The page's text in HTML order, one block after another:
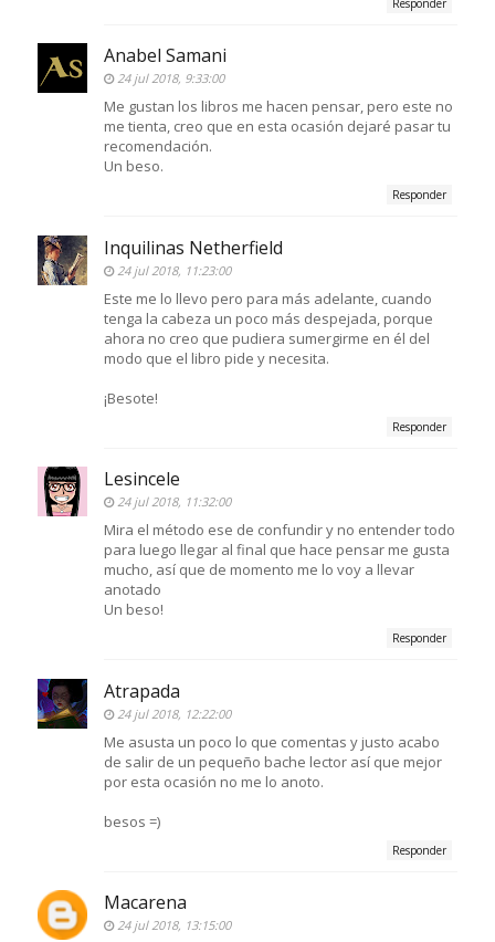
Responder
Anabel Samani
24 jul 2018, 9:33:00
Me gustan los libros me hacen pensar, pero este no
me tienta, creo que en esta ocasión dejaré pasar tu
recomendación.
Un beso.
Responder
Inquilinas Netherfield
24 jul 2018, 11:23:00
Este me lo llevo pero para más adelante, cuando
tenga la cabeza un poco más despejada, porque
ahora no creo que pudiera sumergirme en él del
modo que el libro pide y necesita.
¡Besote!
Responder
Lesincele
24 jul 2018, 11:32:00
Mira el método ese de confundir y no entender todo
para luego llegar al final que hace pensar me gusta
mucho, así que de momento me lo voy a llevar
anotado
Un beso!
Responder
Atrapada
24 jul 2018, 12:22:00
Me asusta un poco lo que comentas y justo acabo
de salir de un pequeño bache lector así que mejor
por esta ocasión no me lo anoto.
besos =)
Responder
Macarena
24 jul 2018, 13:15:00